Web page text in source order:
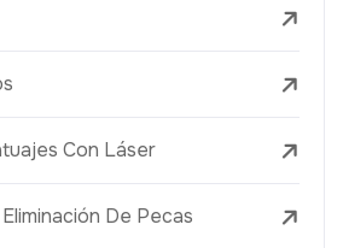
Con Láser
De Pecas